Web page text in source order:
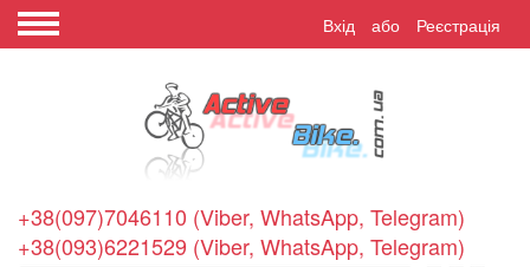
Вхід або Реєстрація
+38(097)7046110 (Viber, WhatsApp, Telegram)
+38(093)6221529 (Viber, WhatsApp, Telegram)